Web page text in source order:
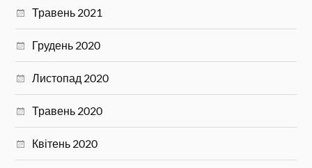
Травень 2021
Грудень 2020
Листопад 2020
Травень 2020
Квітень 2020